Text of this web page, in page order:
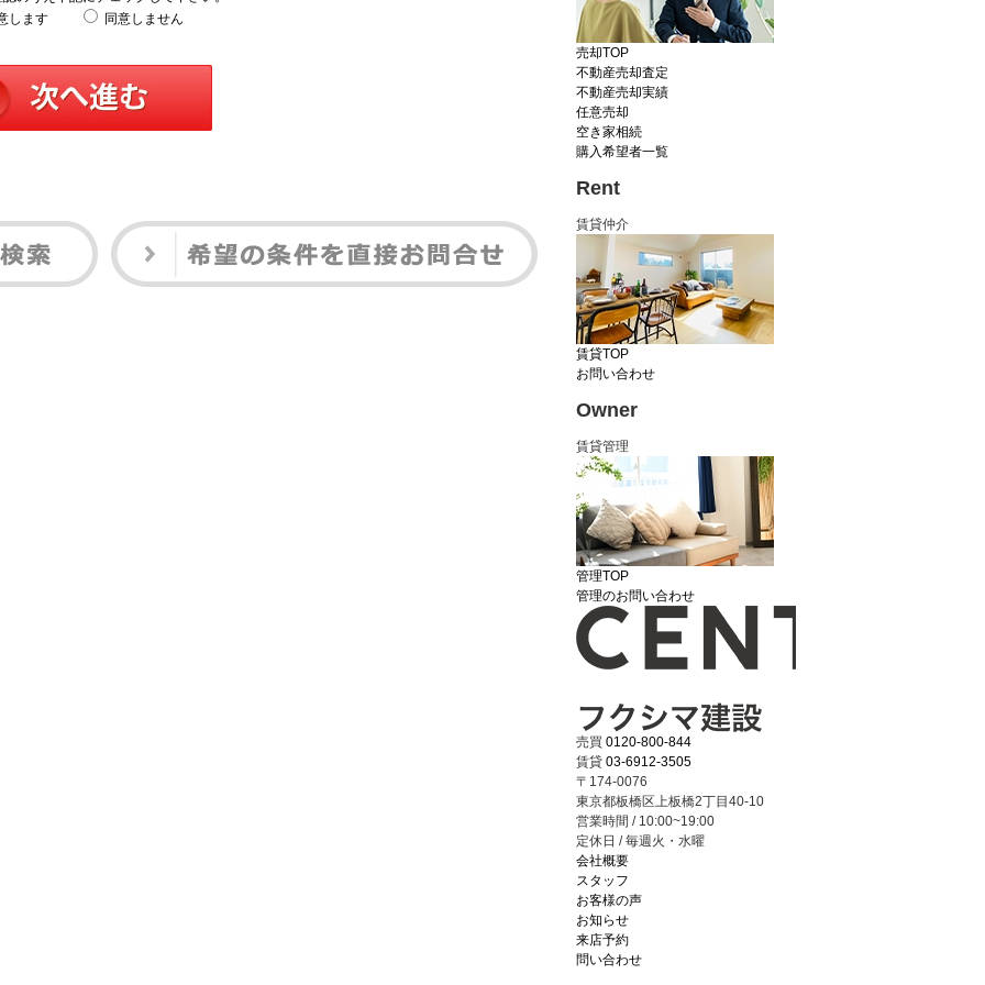
します
同意しません
売却TOP
不動産売却査定
不動産売却実績
任意売却
空き家相続
購入希望者一覧
Rent
賃貸仲介
賃貸TOP
お問い合わせ
Owner
賃貸管理
管理TOP
管理のお問い合わせ
売買 0120-800-844
賃貸 03-6912-3505
〒174-0076
東京都板橋区上板橋2丁目40-10
営業時間 / 10:00~19:00
定休日 / 毎週火・水曜
会社概要
スタッフ
お客様の声
お知らせ
来店予約
問い合わせ